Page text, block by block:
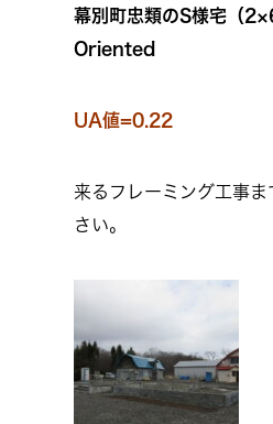
幕別町忠類のS様宅（
Oriented
UA値=0.22
来るフレーミング工事
さい。